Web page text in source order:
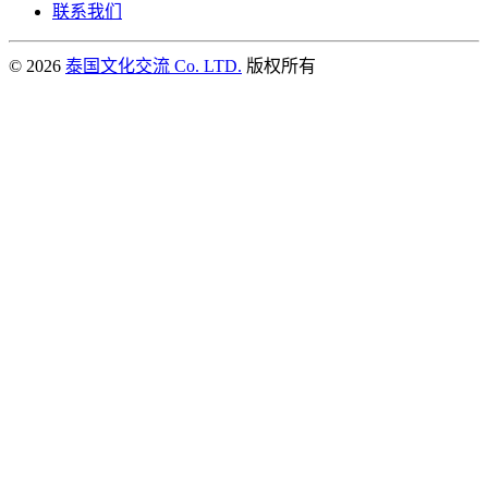
联系我们
© 2026 泰国文化交流 Co. LTD. 版权所有